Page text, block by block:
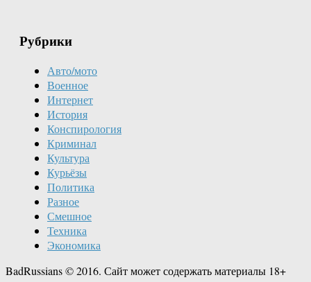
Рубрики
Авто/мото
Военное
Интернет
История
Конспирология
Криминал
Культура
Курьёзы
Политика
Разное
Смешное
Техника
Экономика
BadRussians © 2016. Сайт может содержать материалы 18+